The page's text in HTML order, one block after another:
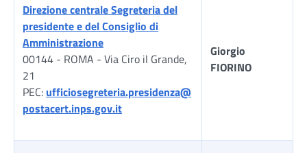
Direzione centrale Segreteria del
presidente e del Consiglio di
Amministrazione
00144 - ROMA - Via Ciro il Grande,
21
PEC: ufficiosegreteria.presidenza@
postacert.inps.gov.it
Giorgio
FIORINO